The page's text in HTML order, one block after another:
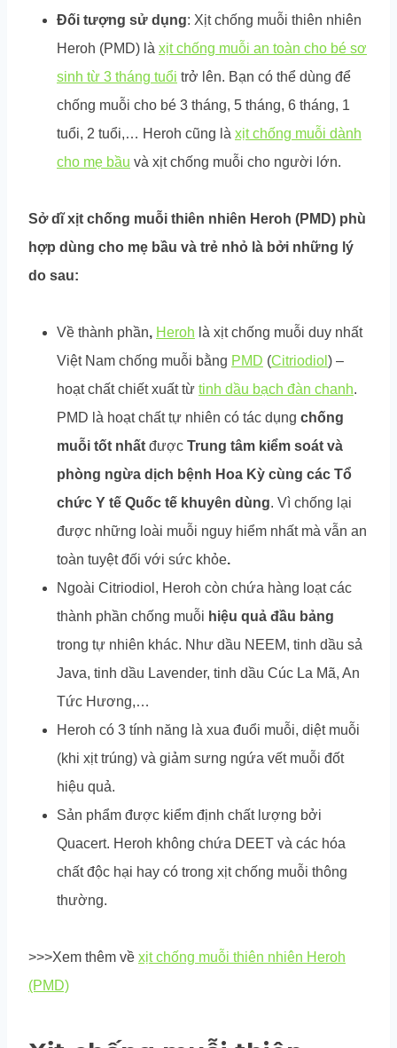
Đối tượng sử dụng: Xịt chống muỗi thiên nhiên
Heroh (PMD) là xịt chống muỗi an toàn cho bé sơ
sinh từ 3 tháng tuổi trở lên. Bạn có thể dùng để
chống muỗi cho bé 3 tháng, 5 tháng, 6 tháng, 1
tuổi, 2 tuổi,… Heroh cũng là xịt chống muỗi dành
cho mẹ bầu và xịt chống muỗi cho người lớn.
Sở dĩ xịt chống muỗi thiên nhiên Heroh (PMD) phù
hợp dùng cho mẹ bầu và trẻ nhỏ là bởi những lý
do sau:
Về thành phần, Heroh là xịt chống muỗi duy nhất
Việt Nam chống muỗi bằng PMD (Citriodiol ) –
hoạt chất chiết xuất từ tinh dầu bạch đàn chanh.
PMD là hoạt chất tự nhiên có tác dụng chống
muỗi tốt nhất được Trung tâm kiểm soát và
phòng ngừa dịch bệnh Hoa Kỳ cùng các Tổ
chức Y tế Quốc tế khuyên dùng. Vì chống lại
được những loài muỗi nguy hiểm nhất mà vẫn an
toàn tuyệt đối với sức khỏe.
Ngoài Citriodiol, Heroh còn chứa hàng loạt các
thành phần chống muỗi hiệu quả đầu bảng
trong tự nhiên khác. Như dầu NEEM, tinh dầu sả
Java, tinh dầu Lavender, tinh dầu Cúc La Mã, An
Tức Hương,…
Heroh có 3 tính năng là xua đuổi muỗi, diệt muỗi
(khi xịt trúng) và giảm sưng ngứa vết muỗi đốt
hiệu quả.
Sản phẩm được kiểm định chất lượng bởi
Quacert. Heroh không chứa DEET và các hóa
chất độc hại hay có trong xịt chống muỗi thông
thường.
>>>Xem thêm về xịt chống muỗi thiên nhiên Heroh
(PMD)